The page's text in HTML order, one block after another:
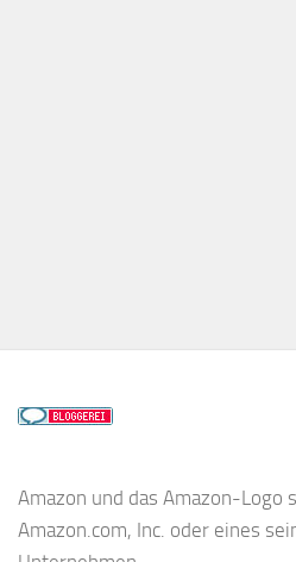
Amazon und das Amazon-Logo
Amazon.com, Inc. oder eines